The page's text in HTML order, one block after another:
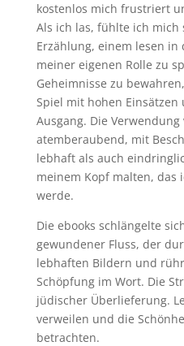
kostenlos mich frustriert
Als ich las, fühlte ich
Erzählung, einem lesen in
meiner eigenen Rolle zu
Geheimnisse zu
Spiel mit hohen Einsätzen
Ausgang. Die
atemberaubend, mit
lebhaft als auch
meinem Kopf malten, das
werde.
Die ebooks schlängelte
gewundener Fluss, der
lebhaften Bildern und
Schöpfung im Wort. Die
jüdischer Überlieferung.
verweilen und die
betrachten.